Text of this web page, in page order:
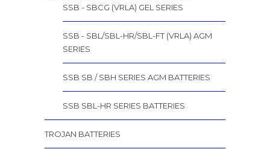
SSB - SBCG (VRLA) GEL SERIES
SSB - SBL/SBL-HR/SBL-FT (VRLA) AGM
SERIES
SSB SB / SBH SERIES AGM BATTERIES
SSB SBL-HR SERIES BATTERIES
TROJAN BATTERIES